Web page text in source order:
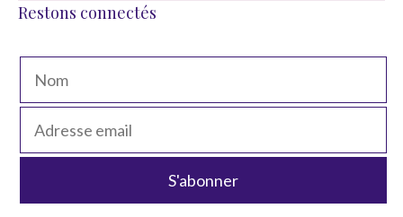
Restons connectés